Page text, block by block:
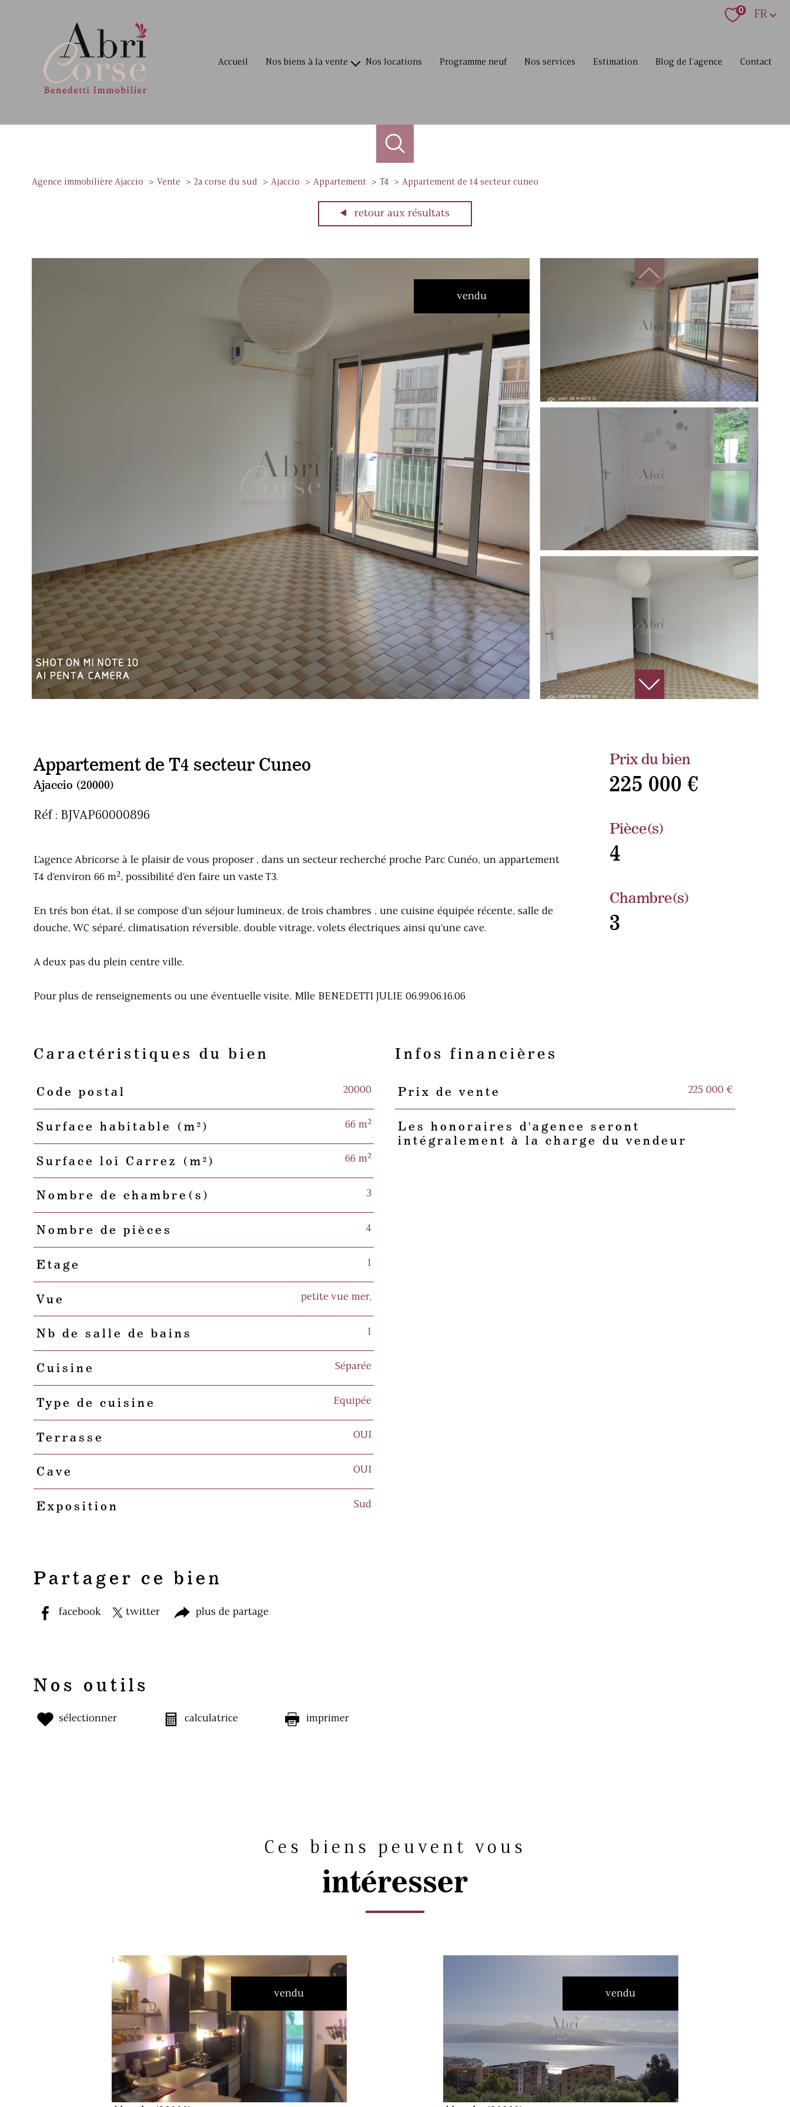
0 Langue
FR
accueil nos biens à la vente nos locations programme neuf nos services estimation blog de l'agence contact
Agence immobilière Ajaccio Vente 2a corse du sud Ajaccio Appartement T4 Appartement de t4 secteur cuneo
retour aux résultats
vendu
Appartement de T4 secteur Cuneo
Ajaccio (20000)
Réf : BJVAP60000896
L'agence Abricorse à le plaisir de vous proposer , dans un secteur recherché proche Parc Cunéo, un appartement
T4 d'environ 66 m², possibilité d'en faire un vaste T3.
En trés bon état, il se compose d'un séjour lumineux, de trois chambres , une cuisine équipée récente, salle de
douche, WC séparé, climatisation réversible, double vitrage, volets électriques ainsi qu'une cave.
A deux pas du plein centre ville.
Pour plus de renseignements ou une éventuelle visite, Mlle BENEDETTI JULIE 06.99.06.16.06
Prix du bien
225 000 €
Pièce(s)
4
Chambre(s)
3
Caractéristiques du bien
Caractéristiques Valeurs
Code postal 20000
Surface habitable (m²) 66 m²
Surface loi Carrez (m²) 66 m²
Nombre de chambre(s) 3
Nombre de pièces 4
Etage 1
Vue petite vue mer,
Nb de salle de bains 1
Cuisine Séparée
Type de cuisine Equipée
Terrasse OUI
Cave OUI
Exposition Sud
Infos financières
Caractéristiques Valeurs
Prix de vente 225 000 €
Les honoraires d'agence seront
intégralement à la charge du vendeur
Partager ce bien
facebook twitter plus de partage
Nos outils
sélectionner calculatrice imprimer
Ces biens peuvent vous
intéresser
vendu
voir le bien
vendu
voir le bien